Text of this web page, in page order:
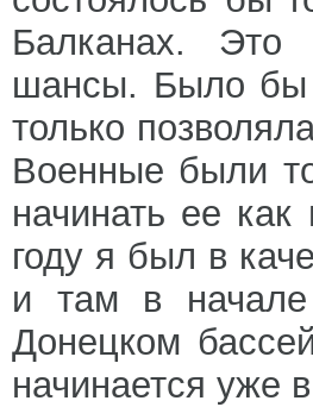
Балканах. Это
шансы. Было бы
только
Военные были
начинать ее
году я был в
и там в
Донецком
начинается уже